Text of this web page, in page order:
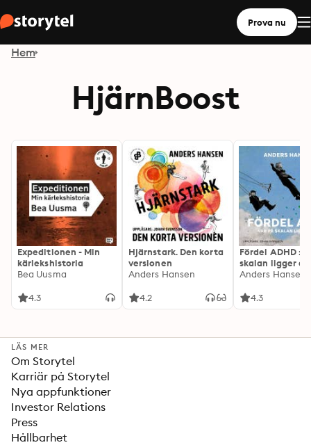
Prova nu
Hem
HjärnBoost
Expeditionen - Min
kärlekshistoria
Bea Uusma
4.3
Hjärnstark. Den korta
versionen
Anders Hansen
4.2
Fördel ADHD :
skalan ligger
Anders Hansen
4.3
LÄS MER
Om Storytel
Karriär på Storytel
Nya appfunktioner
Investor Relations
Press
Hållbarhet